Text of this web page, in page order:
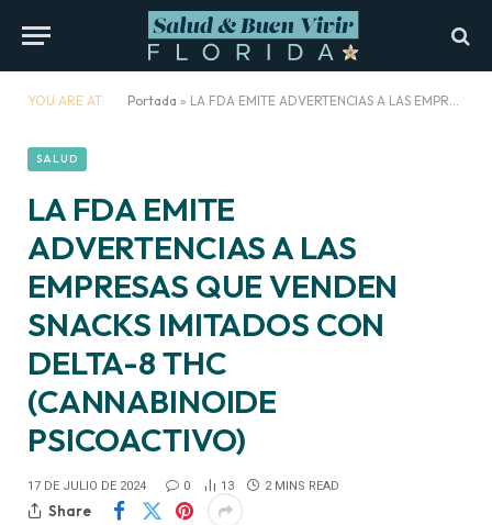
YOU ARE AT: Portada » LA FDA EMITE ADVERTENCIAS A LAS EMPRESAS QUE VENDEN SNACKS IMITADOS CON DELTA-8 THC (CANNABINOIDE PSICOACTIVO)
SALUD
LA FDA EMITE
ADVERTENCIAS A LAS
EMPRESAS QUE VENDEN
SNACKS IMITADOS CON
DELTA-8 THC
(CANNABINOIDE
PSICOACTIVO)
17 DE JULIO DE 2024 0 13 2 MINS READ
Share